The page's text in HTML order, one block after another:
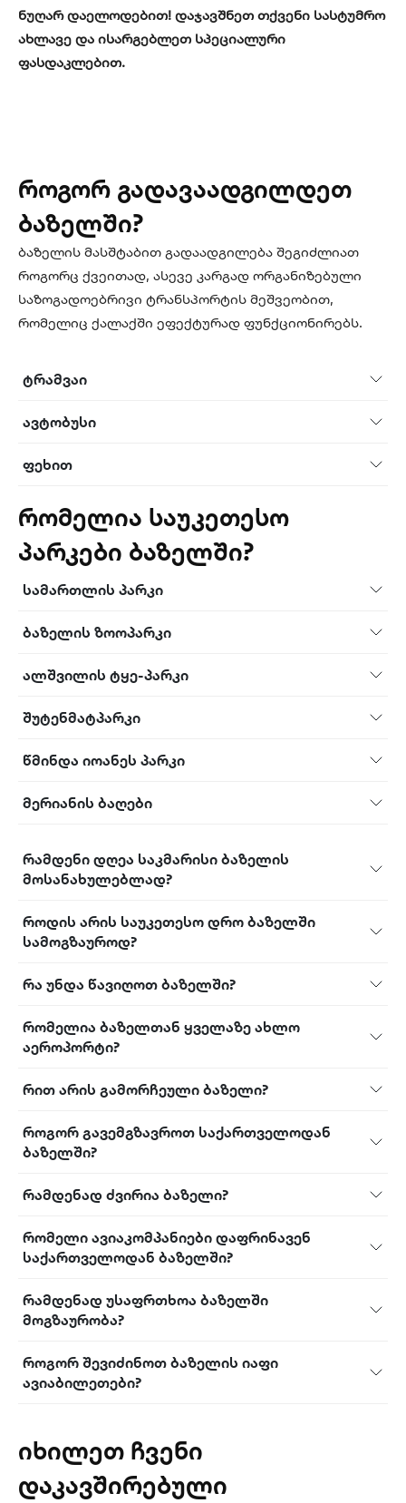
ნუღარ დაელოდებით! დაჯავშნეთ თქვენი სასტუმრო
ახლავე და ისარგებლეთ სპეციალური
ფასდაკლებით.
როგორ გადავაადგილდეთ
ბაზელში?
ბაზელის მასშტაბით გადაადგილება შეგიძლიათ
როგორც ქვეითად, ასევე კარგად ორგანიზებული
საზოგადოებრივი ტრანსპორტის მეშვეობით,
რომელიც ქალაქში ეფექტურად ფუნქციონირებს.
ტრამვაი
ავტობუსი
ფეხით
რომელია საუკეთესო
პარკები ბაზელში?
სამართლის პარკი
ბაზელის ზოოპარკი
ალშვილის ტყე-პარკი
შუტენმატპარკი
წმინდა იოანეს პარკი
მერიანის ბაღები
რამდენი დღეა საკმარისი ბაზელის
მოსანახულებლად?
როდის არის საუკეთესო დრო ბაზელში
სამოგზაუროდ?
რა უნდა წავიღოთ ბაზელში?
რომელია ბაზელთან ყველაზე ახლო
აეროპორტი?
რით არის გამორჩეული ბაზელი?
როგორ გავემგზავროთ საქართველოდან
ბაზელში?
რამდენად ძვირია ბაზელი?
რომელი ავიაკომპანიები დაფრინავენ
საქართველოდან ბაზელში?
რამდენად უსაფრთხოა ბაზელში
მოგზაურობა?
როგორ შევიძინოთ ბაზელის იაფი
ავიაბილეთები?
იხილეთ ჩვენი
დაკავშირებული